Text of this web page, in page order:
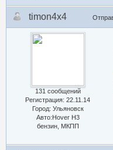
timon4x4
131 сообщений
Регистрация: 22.11.14
Город: Ульяновск
Авто:Hover H3
бензин, МКПП